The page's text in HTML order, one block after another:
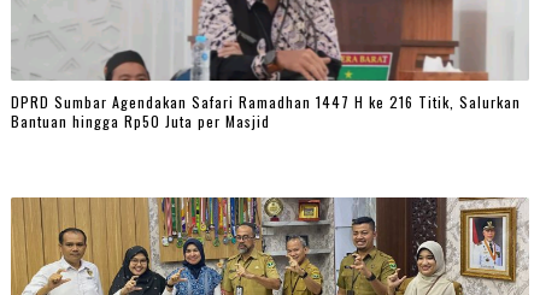
DPRD Sumbar Agendakan Safari Ramadhan 1447 H ke 216 Titik, Salurkan
Bantuan hingga Rp50 Juta per Masjid